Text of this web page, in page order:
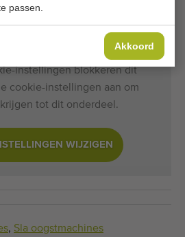
passen.
Akkoord
beschikbaar komt?
instellingen blokkeren dit
cookie-instellingen aan om
tot dit onderdeel.
WIJZIGEN
, Sla oogstmachines